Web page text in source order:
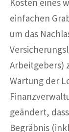
Kosten eines
einfachen
um das
Arbeitgebers)
Wartung der
geändert,
Begräbnis